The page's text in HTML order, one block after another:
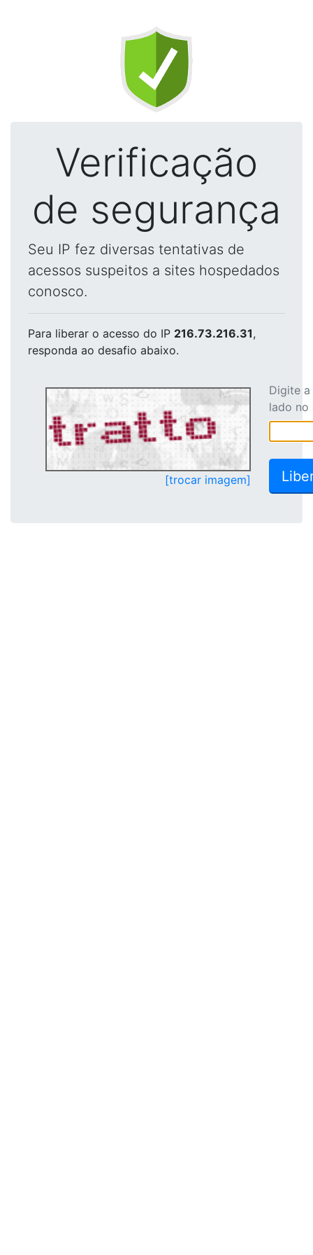
Verificação
de segurança
Seu IP fez diversas tentativas de
acessos suspeitos a sites hospedados
conosco.
Para liberar o acesso do IP 216.73.216.31,
responda ao desafio abaixo.
[trocar imagem]
Digite
lado no